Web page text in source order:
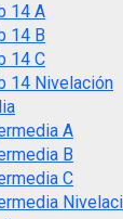
14 A
14 B
14 C
14 Nivelación
A
B
C